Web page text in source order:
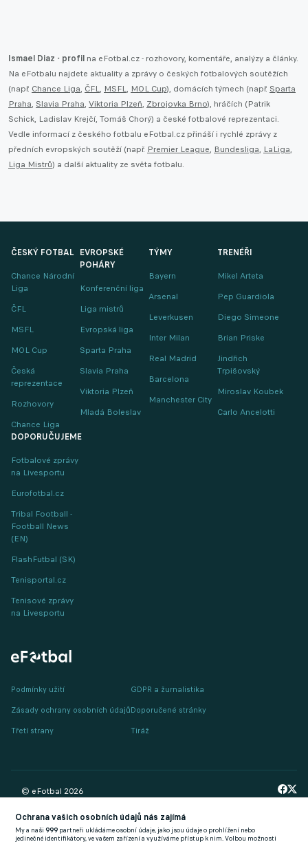
Ismael Diaz - profil na eFotbal.cz - rozhovory, komentáře, analýzy a články.
Na eFotbalu najdete aktuality a zprávy o českých fotbalových soutěžích
(např. Chance Liga, ČFL, MSFL, MOL Cup), domácích týmech (např. Sparta
Praha, Slavia Praha, Viktoria Plzeň, Zbrojovka Brno), hráčích (Patrik
Schick, Ladislav Krejčí, Tomáš Chorý) a české fotbalové reprezentaci.
Vedle informací z českého fotbalu eFotbal.cz přináší i rychlé zprávy z
předních evropských soutěží (např. Premier League, Bundesliga, LaLiga,
Liga Mistrů) a další aktuality ze světa fotbalu.
ČESKÝ FOTBAL
Chance Národní
Liga
ČFL
MSFL
MOL Cup
Česká
reprezentace
Rozhovory
Chance Liga
EVROPSKÉ
POHÁRY
Konferenční liga
Liga mistrů
Evropská liga
Sparta Praha
Slavia Praha
Viktoria Plzeň
Mladá Boleslav
TÝMY
Bayern
Arsenal
Leverkusen
Inter Milan
Real Madrid
Barcelona
Manchester City
TRENÉŘI
Mikel Arteta
Pep Guardiola
Diego Simeone
Brian Priske
Jindřich
Trpišovský
Miroslav Koubek
Carlo Ancelotti
DOPORUČUJEME
Fotbalové zprávy
na Livesportu
Eurofotbal.cz
Tribal Football -
Football News
(EN)
FlashFutbal (SK)
Tenisportal.cz
Tenisové zprávy
na Livesportu
Podmínky užití
Zásady ochrany osobních údajů
Třetí strany
GDPR a žurnalistika
Doporučené stránky
Tiráž
© eFotbal 2026
Ochrana vašich osobních údajů nás zajímá
My a naši999 partneři ukládáme osobní údaje, jako jsou údaje o prohlížení nebo
jedinečné identifikátory, ve vašem zařízení a využíváme přístup k nim. Volbou možnosti